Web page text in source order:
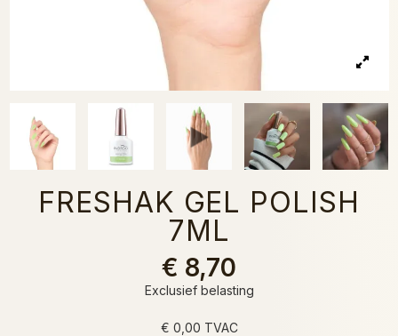
FRESHAK GEL POLISH
7ML
€ 8,70
Exclusief belasting
€ 0,00 TVAC